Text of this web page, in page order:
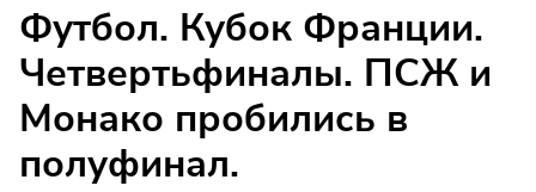
Футбол. Кубок Франции.
Четвертьфиналы. ПСЖ и
Монако пробились в
полуфинал.